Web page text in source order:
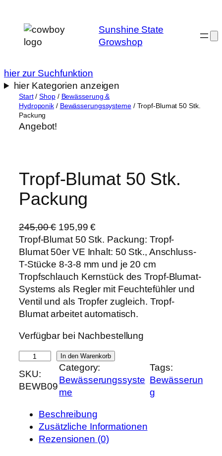
Inhalt
springen
Sunshine State
Growshop
hier zur Suchfunktion
hier Kategorien anzeigen
Start/Shop/ Bewässerung &
Hydroponik / Bewässerungssysteme/ Tropf-Blumat 50 Stk.
Packung
Angebot!
Tropf-Blumat 50 Stk.
Packung
245,00€ U
r
s
p
r
ü
n
g
i
c
h
e
r
r
e
i
195,99€A
k
t
u
e
l
l
e
P
r
e
i
s
t
Tropf-Blumat 50 Stk. Packung: Tropf-
Blumat 50er VE Inhalt: 50 Stk., Anschluss-
T-Stücke 8-3-8 mm und je 20 cm
Tropfschlauch Kernstück des Tropf-Blumat-
Systems als Regler mit Feuchtefühler und
Ventil und als Tropfer zugleich. Tropf-
Blumat arbeitet automatisch.
Verfügbar bei Nachbestellung
r
o
In den Warenkorb
SKU:
BEWB09
Category:
Bewässerungssyste
me
Tags:
Bewässerun
g
Beschreibung
Zusätzliche Informationen
Rezensionen (0)